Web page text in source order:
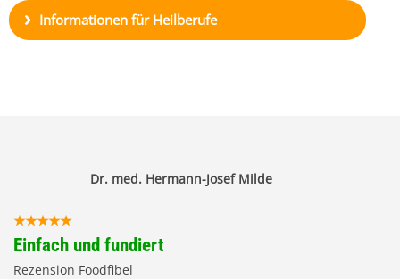
Informationen für Heilberufe
Dr. med. Hermann-Josef Milde
Einfach und fundiert
Rezension Foodfibel